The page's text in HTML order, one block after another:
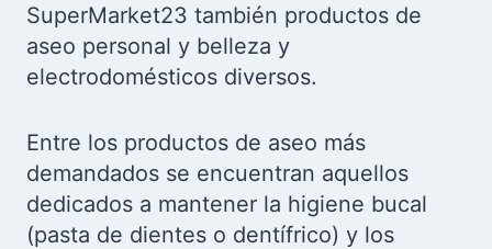
SuperMarket23 también productos de
aseo personal y belleza y
electrodomésticos diversos.
Entre los productos de aseo más
demandados se encuentran aquellos
dedicados a mantener la higiene bucal
(pasta de dientes o dentífrico) y los